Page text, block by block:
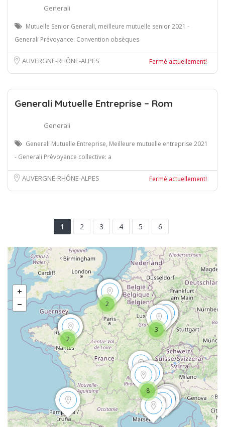
Generali
Mutuelle Senior Generali, meilleure mutuelle senior 2021 -
Generali Prévoyance: Convention obsèques
AUVERGNE-RHÔNE-ALPES Fermé actuellement!
Generali Mutuelle Entreprise – Rom
Generali
Generali Mutuelle Entreprise, Meilleure mutuelle entreprise 2021
- Generali Prévoyance collective: a
AUVERGNE-RHÔNE-ALPES Fermé actuellement!
1 2 3 4 5 6
2
3
2
8